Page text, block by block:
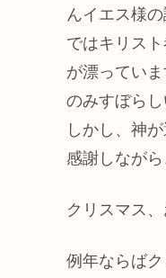
んイエス様
ではキリス
が漂ってい
のみすぼら
しかし、神
感謝しなが
クリスマス
例年ならば